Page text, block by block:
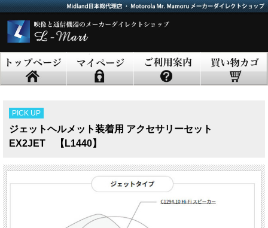
PICK UP
ジェットヘルメット装着用 アクセサリーセット
EX2JET 【L1440】